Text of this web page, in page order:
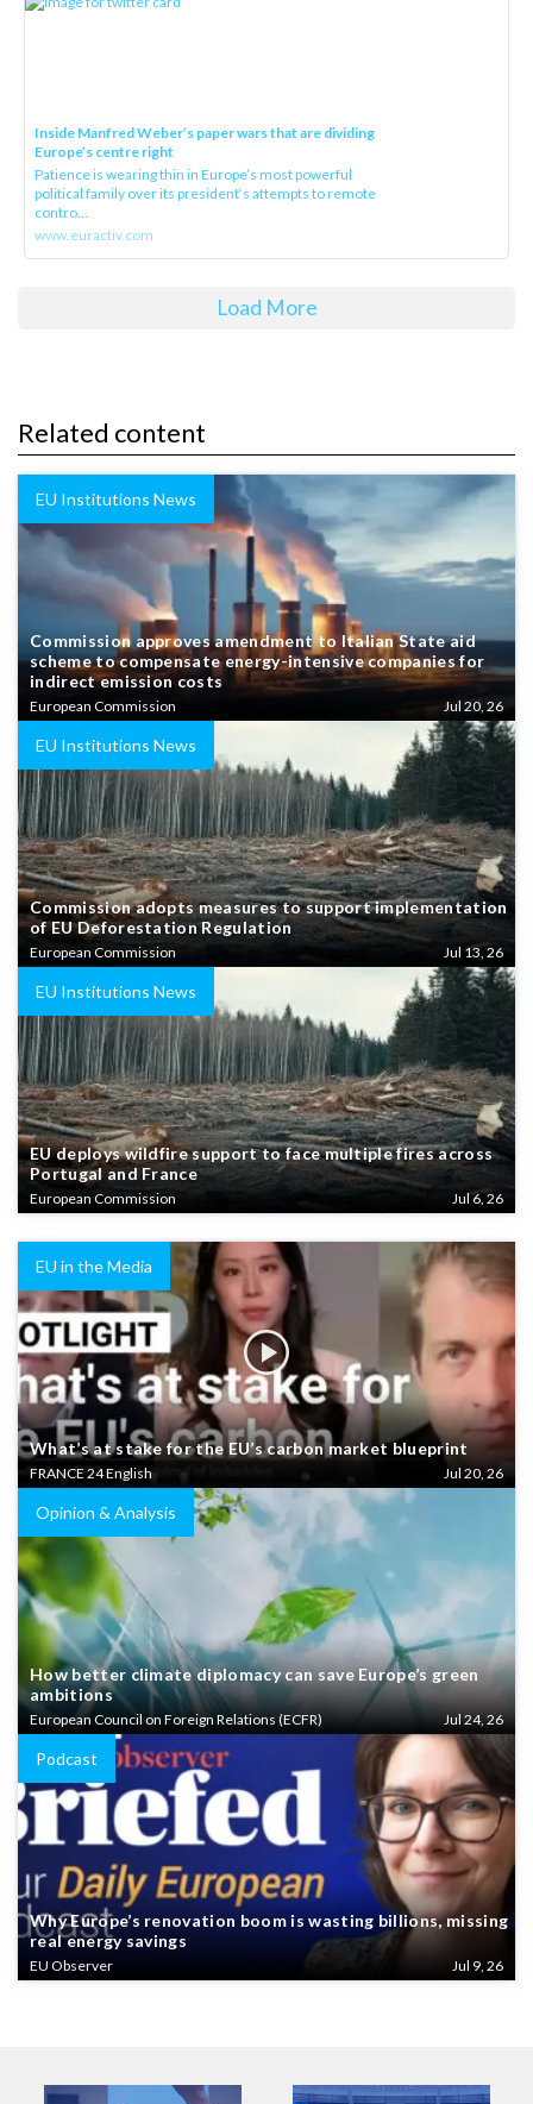
Inside Manfred Weber’s paper wars that are dividing
Europe’s centre right
Patience is wearing thin in Europe’s most powerful
political family over its president‘s attempts to remote
contro...
www.euractiv.com
Load More
Related content
EU Institutions News
Commission approves amendment to Italian State aid
scheme to compensate energy-intensive companies for
indirect emission costs
European Commission Jul 20, 26
EU Institutions News
Commission adopts measures to support implementation
of EU Deforestation Regulation
European Commission Jul 13, 26
EU Institutions News
EU deploys wildfire support to face multiple fires across
Portugal and France
European Commission Jul 6, 26
EU in the Media
What’s at stake for the EU’s carbon market blueprint
FRANCE 24 English Jul 20, 26
Opinion & Analysis
How better climate diplomacy can save Europe’s green
ambitions
European Council on Foreign Relations (ECFR) Jul 24, 26
Podcast
Why Europe’s renovation boom is wasting billions, missing
real energy savings
EU Observer Jul 9, 26